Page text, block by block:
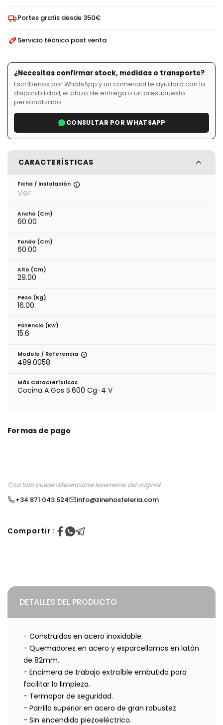
Portes gratis desde 350€
Servicio técnico post venta
¿Necesitas confirmar stock, medidas o transporte?
Escríbenos por WhatsApp y un comercial te ayudará con la
disponibilidad, el plazo de entrega o un presupuesto
personalizado.
CONSULTAR POR WHATSAPP
CARACTERÍSTICAS
Ficha / Instalación
Ver
Ancho (cm)
60.00
Fondo (cm)
60.00
Alto (cm)
29.00
Peso (kg)
16.00
Potencia (Kw)
15.6
Modelo / Referencia
489.0058
Más Características
Cocina A Gas S.600 Cg-4 V
Formas de pago
La foto puede diferenciarse levemente del original
+34 871 043 524 info@zinehosteleria.com
Compartir :
DETALLES DEL PRODUCTO
- Construidas en acero inoxidable.
- Quemadores en acero y esparcellamas en latón
de 82mm.
- Encimera de trabajo extraíble embutida para
facilitar la limpieza.
- Termopar de seguridad.
- Parrilla superior en acero de gran robustez.
- Sin encendido piezoeléctrico.